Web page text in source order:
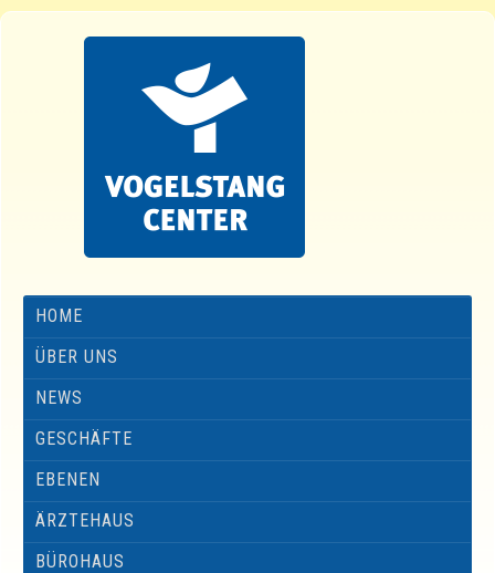
HOME
ÜBER UNS
NEWS
GESCHÄFTE
EBENEN
ÄRZTEHAUS
BÜROHAUS